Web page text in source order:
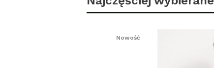
Nowość